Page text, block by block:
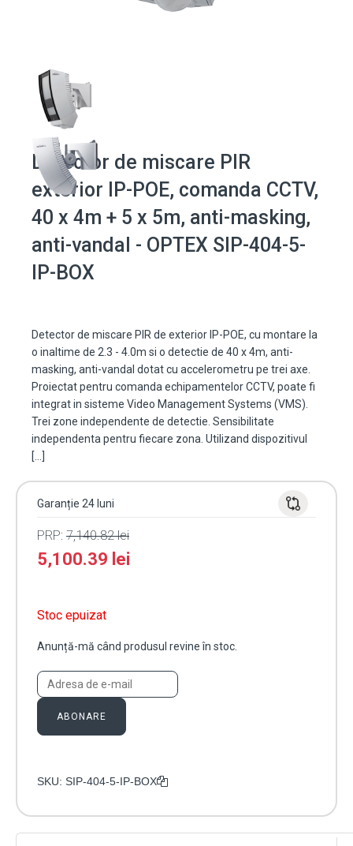
Detector de miscare PIR
exterior IP-POE, comanda CCTV,
40 x 4m + 5 x 5m, anti-masking,
anti-vandal - OPTEX SIP-404-5-
IP-BOX
Detector de miscare PIR de exterior IP-POE, cu montare la
o inaltime de 2.3 - 4.0m si o detectie de 40 x 4m, anti-
masking, anti-vandal dotat cu accelerometru pe trei axe.
Proiectat pentru comanda echipamentelor CCTV, poate fi
integrat in sisteme Video Management Systems (VMS).
Trei zone independente de detectie. Sensibilitate
independenta pentru fiecare zona. Utilizand dispozitivul
[…]
Garanție 24 luni
PRP: 7,140.82lei
5,100.39 lei
Stoc epuizat
Anunță-mă când produsul revine în stoc.
ABONARE
SKU: SIP-404-5-IP-BOX